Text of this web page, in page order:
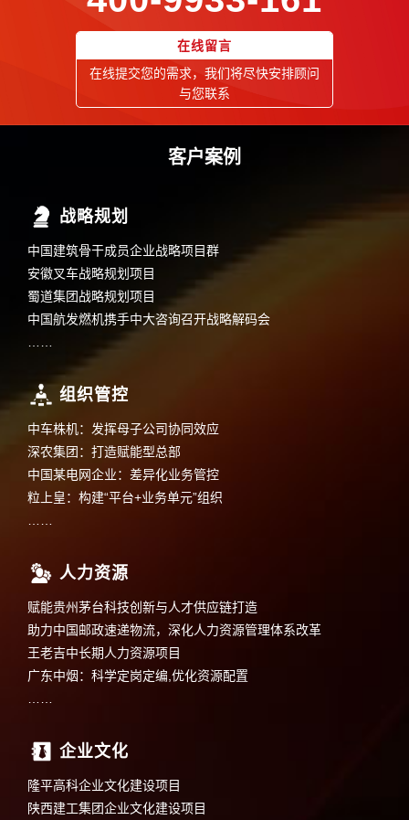
在线留言
在线提交您的需求，我们将尽快安排顾问
与您联系
客户案例
战略规划
中国建筑骨干成员企业战略项目群
安徽叉车战略规划项目
蜀道集团战略规划项目
中国航发燃机携手中大咨询召开战略解码会
组织管控
中车株机：发挥母子公司协同效应
深农集团：打造赋能型总部
中国某电网企业：差异化业务管控
粒上皇：构建“平台+业务单元”组织
人力资源
赋能贵州茅台科技创新与人才供应链打造
助力中国邮政速递物流，深化人力资源管理体系改革
王老吉中长期人力资源项目
广东中烟：科学定岗定编,优化资源配置
企业文化
隆平高科企业文化建设项目
陕西建工集团企业文化建设项目